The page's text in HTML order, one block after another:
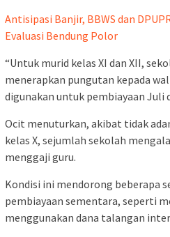
Antisipasi Banjir, BBWS dan
Evaluasi Bendung Polor
“Untuk murid kelas XI dan XII,
menerapkan pungutan kepada
digunakan untuk pembiayaan Juli
Ocit menuturkan, akibat tidak
kelas X, sejumlah sekolah
menggaji guru.
Kondisi ini mendorong beberapa
pembiayaan sementara, seperti
menggunakan dana talangan